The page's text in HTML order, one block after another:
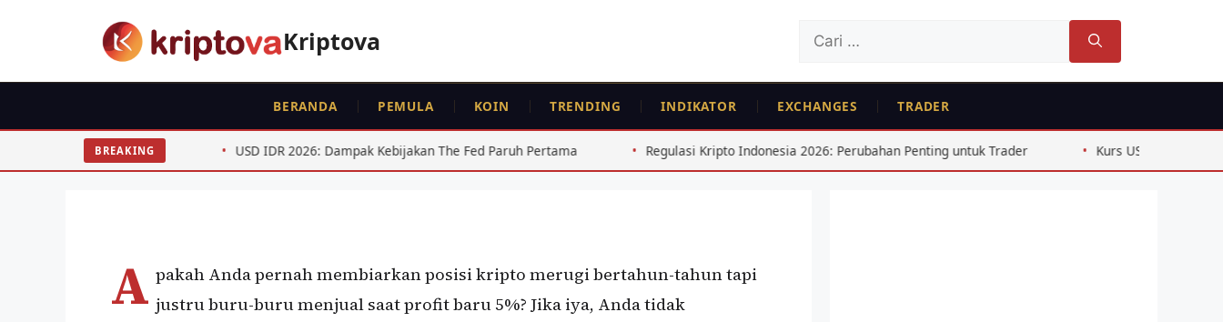
Kriptova
Cari
BERANDA PEMULA KOIN TRENDING INDIKATOR EXCHANGES TRADER
BREAKING
USD IDR 2026: Dampak Kebijakan The Fed Paruh Pertama Regulasi Kripto Indonesia 2026: Perubahan Penting untuk Trader Kurs USD IDR 2026: 5 Faktor Penggerak
RUJUKAN
Prospect Theory Trading Crypto: Mengapa
Trader Indonesia Lebih Takut Rugi daripada
Cepat Ambil Untung
A pakah Anda pernah membiarkan posisi kripto merugi bertahun-tahun tapi
justru buru-buru menjual saat profit baru 5%? Jika iya, Anda tidak